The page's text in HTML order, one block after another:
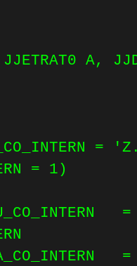
A,
=
= 1)
=
=